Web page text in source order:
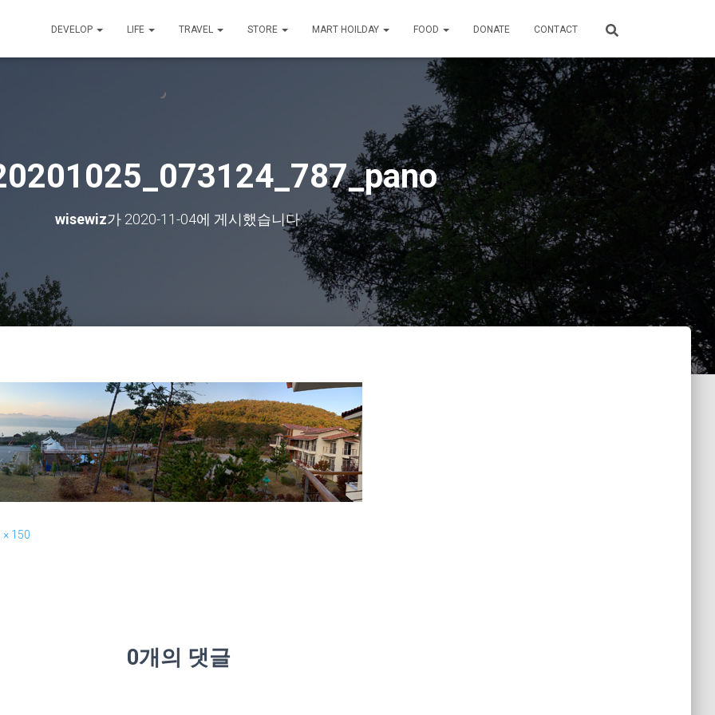
DEVELOP LIFE TRAVEL STORE MART HOILDAY FOOD DONATE CONTACT
wisewiz가 2020-11-04에 게시했습니다.
× 150
0개의 댓글